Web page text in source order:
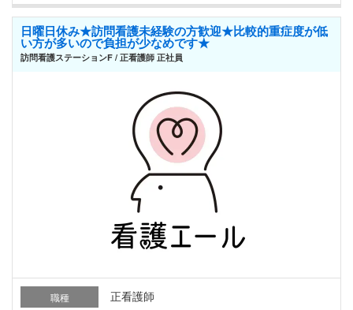
日曜日休み★訪問看護未経験の方歓迎★比較的重症度が低
い方が多いので負担が少なめです★
訪問看護ステーションF / 正看護師 正社員
職種 正看護師